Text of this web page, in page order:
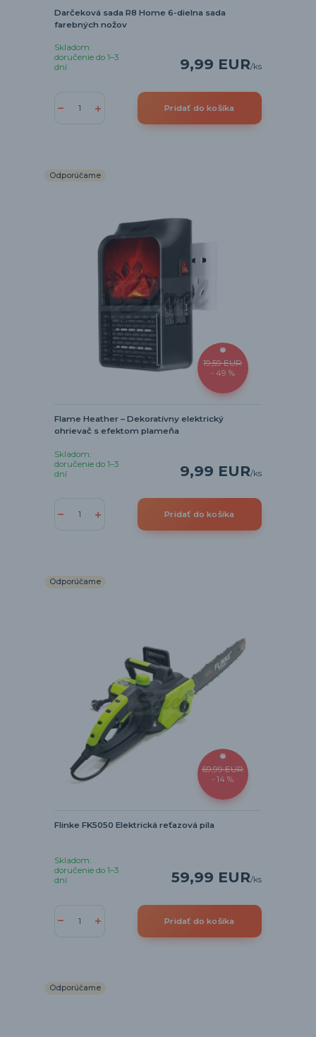
Darčeková sada R8 Home 6-dielna sada
farebných nožov
9,99 EUR/ks
Skladom:
doručenie do 1–3
dní
Pridať do košíka
Odporúčame
19,59 EUR
- 49 %
Flame Heather – Dekoratívny elektrický
ohrievač s efektom plameňa
9,99 EUR/ks
Skladom:
doručenie do 1–3
dní
Pridať do košíka
Odporúčame
69,99 EUR
- 14 %
Flinke FK5050 Elektrická reťazová píla
59,99 EUR/ks
Skladom:
doručenie do 1–3
dní
Pridať do košíka
Odporúčame